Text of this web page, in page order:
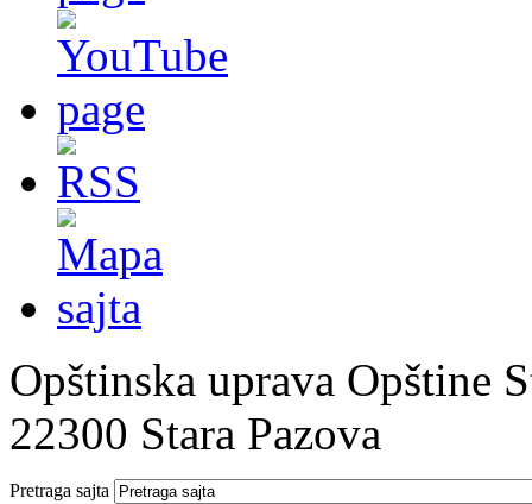
Opštinska uprava Opštine
22300 Stara Pazova
Pretraga sajta